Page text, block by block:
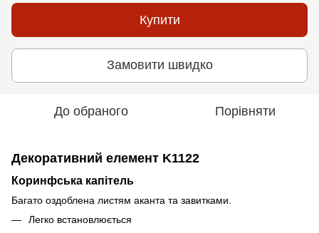
Купити
Замовити швидко
До обраного Порівняти
Декоративний елемент K1122
Коринфська капітель
Багато оздоблена листям аканта та завитками.
Легко встановлюється